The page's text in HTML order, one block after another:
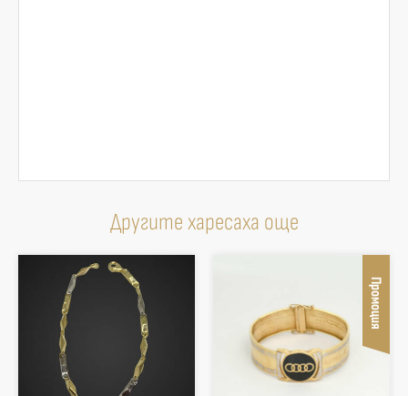
Другите харесаха още
Промоция